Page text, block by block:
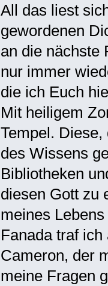
All das liest
gewordenen
an die nächste
nur immer
die ich Euch
Mit heiligem
Tempel.
des Wissens
Bibliotheken
diesen Gott zu
meines
Fanada traf
Cameron, der
meine Fragen